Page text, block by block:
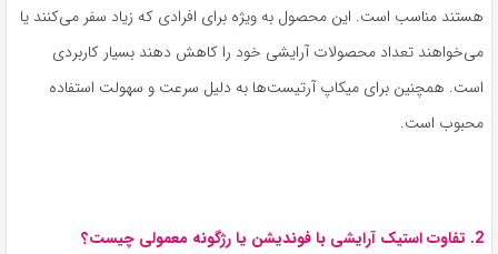
هستند مناسب است. این محصول به ویژه برای افرادی که زیاد سفر می‌کنند یا
می‌خواهند تعداد محصولات آرایشی خود را کاهش دهند بسیار کاربردی
است. همچنین برای میکاپ آرتیست‌ها به دلیل سرعت و سهولت استفاده
محبوب است.
2. تفاوت استیک آرایشی با فوندیشن یا رژگونه معمولی چیست؟